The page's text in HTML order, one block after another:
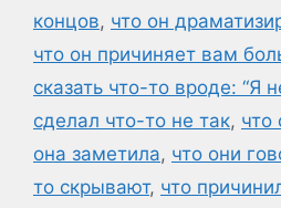
концов, что он
что он причиняет вам
сказать что-то вроде: “Я
сделал что-то не так, что
она заметила, что они
то скрывают, что